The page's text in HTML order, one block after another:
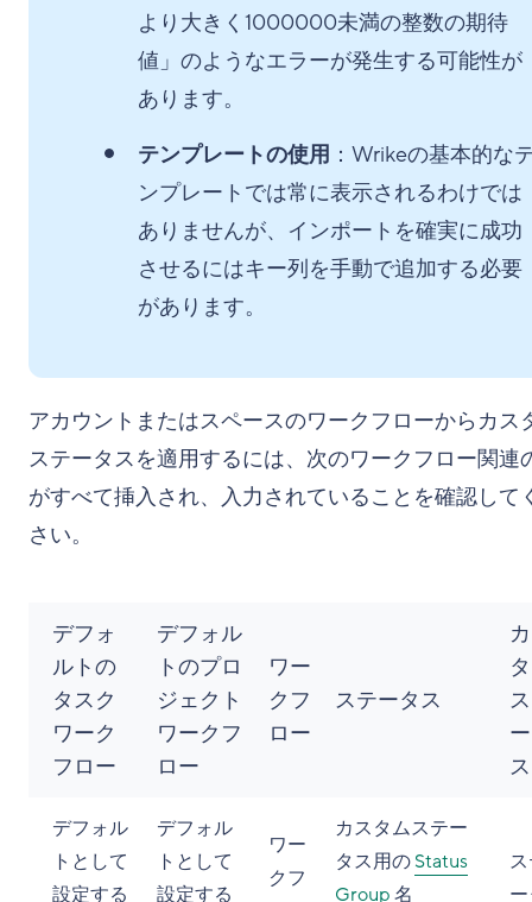
より大きく1000000未満の整数の期待
値」のようなエラーが発生する可能性が
あります。
テンプレートの使用 ：Wrikeの基本的な
ンプレートでは常に表示されるわけでは
ありませんが、インポートを確実に成功
させるにはキー列を手動で追加する必要
があります。
アカウントまたはスペースのワークフローからカス
ステータスを適用するには、次のワークフロー関連
がすべて挿入され、入力されていることを確認して
さい。
デフォ
ルトの
タスク
ワーク
フロー
デフォル
トのプロ
ジェクト
ワークフ
ロー
ワー
クフ
ロー
ステータス
ス
デフォル
トとして
設定する
デフォル
トとして
設定する
ワー
クフ
カスタムステー
タス用のStatus
Group名